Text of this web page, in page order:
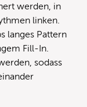
werden, in
linken.
langes Pattern
Fill-In.
sodass